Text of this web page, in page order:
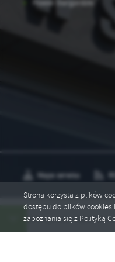
Strona korzysta z plików
dostępu do plików cookies
zapoznania się z Polityką
Powiat Stargardzki
Mapa serwisu
Copyright by
wywozu odpadów na